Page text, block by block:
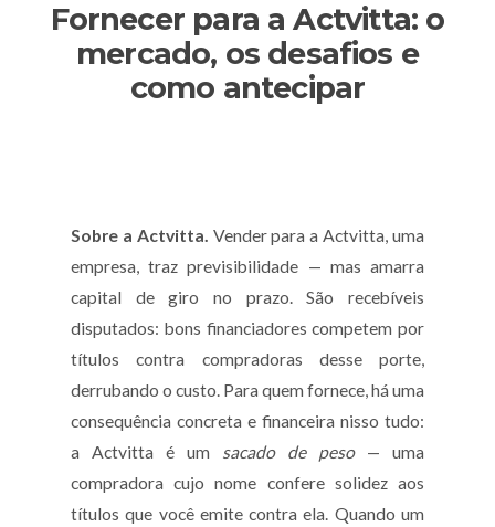
Fornecer para a Actvitta: o
mercado, os desafios e
como antecipar
Sobre a Actvitta. Vender para a Actvitta, uma
empresa, traz previsibilidade — mas amarra
capital de giro no prazo. São recebíveis
disputados: bons financiadores competem por
títulos contra compradoras desse porte,
derrubando o custo. Para quem fornece, há uma
consequência concreta e financeira nisso tudo:
a Actvitta é um sacado de peso— uma
compradora cujo nome confere solidez aos
títulos que você emite contra ela. Quando um